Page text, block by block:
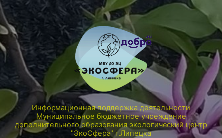
Информационная поддержка деятельности
Муниципальное бюджетное учреждение
дополнительного образования экологический центр
"ЭкоСфера" г.Липецка